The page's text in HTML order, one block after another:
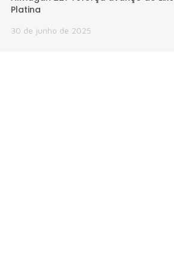
Platina
30 de junho de 2025